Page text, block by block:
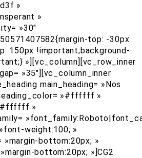
»
»
»30″
top: -30px
150px !important;background-
»][vc_column][vc_row_inner
»35″][vc_column_inner
main_heading= »Nos
»#ffffff »
»
weight:100; »
»margin-bottom:20px; »
bottom:20px; »]CG2